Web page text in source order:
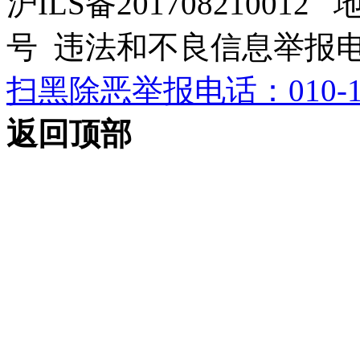
号 违法和不良信息举报
扫黑除恶举报电话：010-
返回顶部